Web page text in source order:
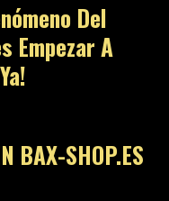
Del
Empezar A
BAX-SHOP.ES
14